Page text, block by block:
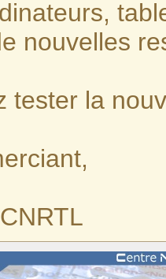
nouvelles
tester la